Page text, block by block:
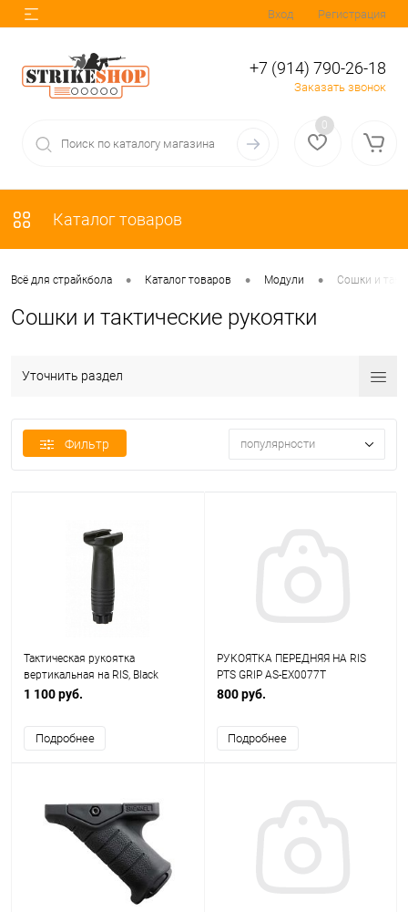
Вход Регистрация
+7 (914) 790-26-18
Заказать звонок
0
Каталог товаров
Всё для страйкбола • Каталог товаров • Модули • Сошки и
Сошки и тактические рукоятки
Уточнить раздел
Фильтр популярности
Тактическая рукоятка
вертикальная на RIS, Black
(CYMA) C.18BK
1 100 руб.
Подробнее
РУКОЯТКА ПЕРЕДНЯЯ НА RIS
PTS GRIP AS-EX0077T
800 руб.
Подробнее